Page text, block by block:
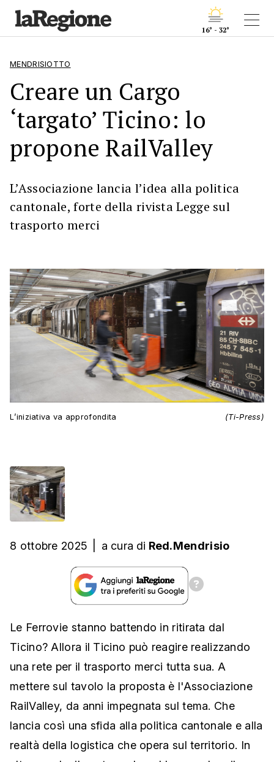
16° - 32°
MENDRISIOTTO
Creare un Cargo
‘targato’ Ticino: lo
propone RailValley
L’Associazione lancia l’idea alla politica
cantonale, forte della rivista Legge sul
trasporto merci
L’iniziativa va approfondita (Ti-Press)
8 ottobre 2025 a cura di Red.Mendrisio
Le Ferrovie stanno battendo in ritirata dal
Ticino? Allora il Ticino può reagire realizzando
una rete per il trasporto merci tutta sua. A
mettere sul tavolo la proposta è l'Associazione
RailValley, da anni impegnata sul tema. Che
lancia così una sfida alla politica cantonale e alla
realtà della logistica che opera sul territorio. In